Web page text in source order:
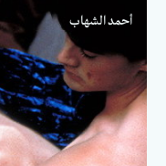
أحمد الشهاب